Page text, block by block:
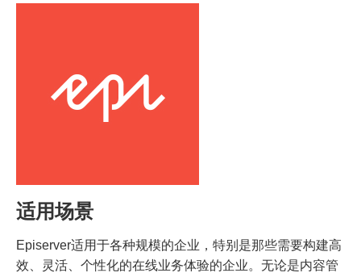
适用场景
Episerver适用于各种规模的企业，特别是那些需要构建高
效、灵活、个性化的在线业务体验的企业。无论是内容管